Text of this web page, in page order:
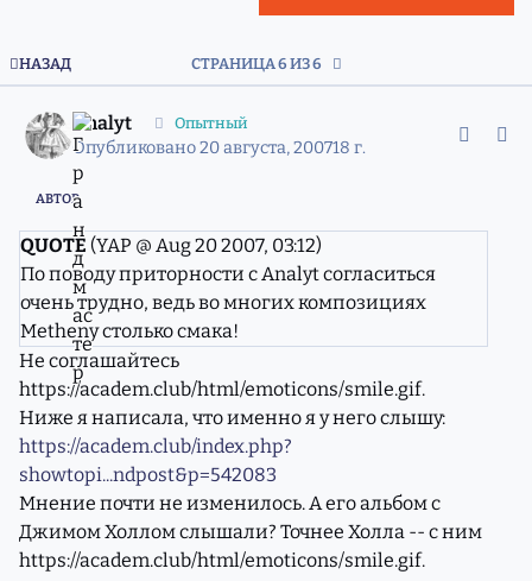
ПЕРВАЯ СТРАНИЦА
НАЗАД СТРАНИЦА 6 ИЗ 6
Analyt Опытный
Опубликовано20 августа, 200718 г.
АВТОР
QUOTE (YAP @ Aug 20 2007, 03:12)
По поводу приторности с Analyt согласиться
очень трудно, ведь во многих композициях
Metheny столько смака!
Не соглашайтесь
https://academ.club/html/emoticons/smile.gif.
Ниже я написала, что именно я у него слышу:
https://academ.club/index.php?
showtopi...ndpost&p=542083
Мнение почти не изменилось. А его альбом с
Джимом Холлом слышали? Точнее Холла -- с ним
https://academ.club/html/emoticons/smile.gif.